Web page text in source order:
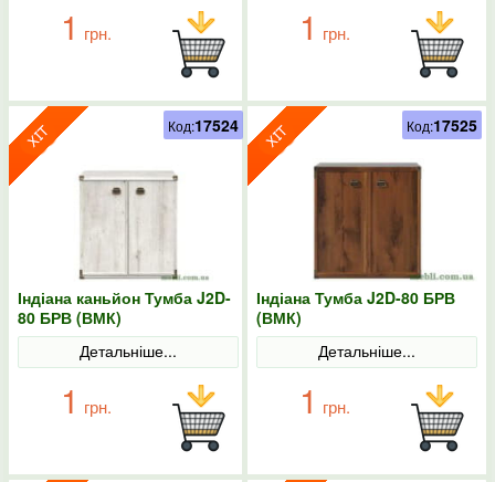
1 грн. 1 грн.
Індіана каньйон Тумба J2D-
80 БРВ (ВМК)
Детальніше...
1 грн.
Код:17524
Індіана Тумба J2D-80 БРВ
(ВМК)
Детальніше...
1 грн.
Код:17525